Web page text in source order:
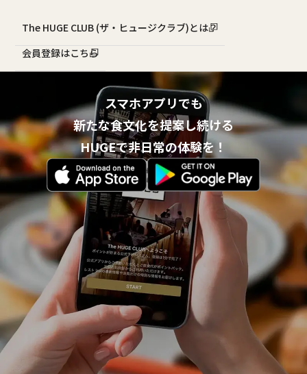
The HUGE CLUB (ザ・ヒュージクラブ)とは？
会員登録はこちら
スマホアプリでも
新たな食文化を提案し続ける
HUGEで非日常の体験を！